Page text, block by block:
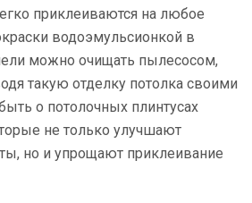
приклеиваются на любое
водоэмульсионкой в
можно очищать пылесосом,
такую отделку потолка своими
о потолочных плинтусах
не только улучшают
но и упрощают приклеивание